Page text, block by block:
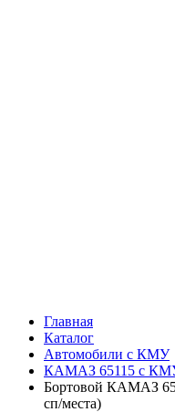
Главная
Каталог
Автомобили с КМУ
КАМАЗ 65115 с
Бортовой КАМАЗ
сп/места)